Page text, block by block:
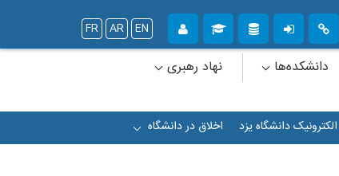
EN
AR
FR
دانشکده‌ها نهاد رهبری
دانشگاه یزد + اخلاق در دانشگاه